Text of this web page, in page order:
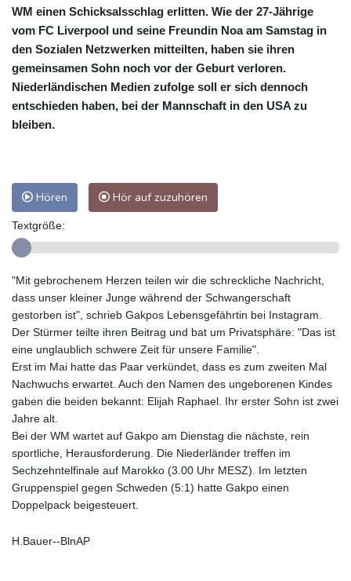
WM einen Schicksalsschlag erlitten. Wie der 27-Jährige
vom FC Liverpool und seine Freundin Noa am Samstag in
den Sozialen Netzwerken mitteilten, haben sie ihren
gemeinsamen Sohn noch vor der Geburt verloren.
Niederländischen Medien zufolge soll er sich dennoch
entschieden haben, bei der Mannschaft in den USA zu
bleiben.
Hören Hör auf zuzuhören
Textgröße:
"Mit gebrochenem Herzen teilen wir die schreckliche Nachricht,
dass unser kleiner Junge während der Schwangerschaft
gestorben ist", schrieb Gakpos Lebensgefährtin bei Instagram.
Der Stürmer teilte ihren Beitrag und bat um Privatsphäre: "Das ist
eine unglaublich schwere Zeit für unsere Familie".
Erst im Mai hatte das Paar verkündet, dass es zum zweiten Mal
Nachwuchs erwartet. Auch den Namen des ungeborenen Kindes
gaben die beiden bekannt: Elijah Raphael. Ihr erster Sohn ist zwei
Jahre alt.
Bei der WM wartet auf Gakpo am Dienstag die nächste, rein
sportliche, Herausforderung. Die Niederländer treffen im
Sechzehntelfinale auf Marokko (3.00 Uhr MESZ). Im letzten
Gruppenspiel gegen Schweden (5:1) hatte Gakpo einen
Doppelpack beigesteuert.
H.Bauer--BlnAP